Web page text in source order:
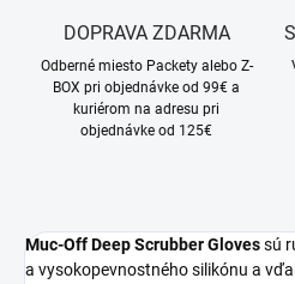
DOPRAVA ZDARMA
Odberné miesto Packety alebo Z-
BOX pri objednávke od 99€ a
kuriérom na adresu pri
objednávke od 125€
Muc-Off Deep Scrubber Glovessú
a vysokopevnostného silikónu a